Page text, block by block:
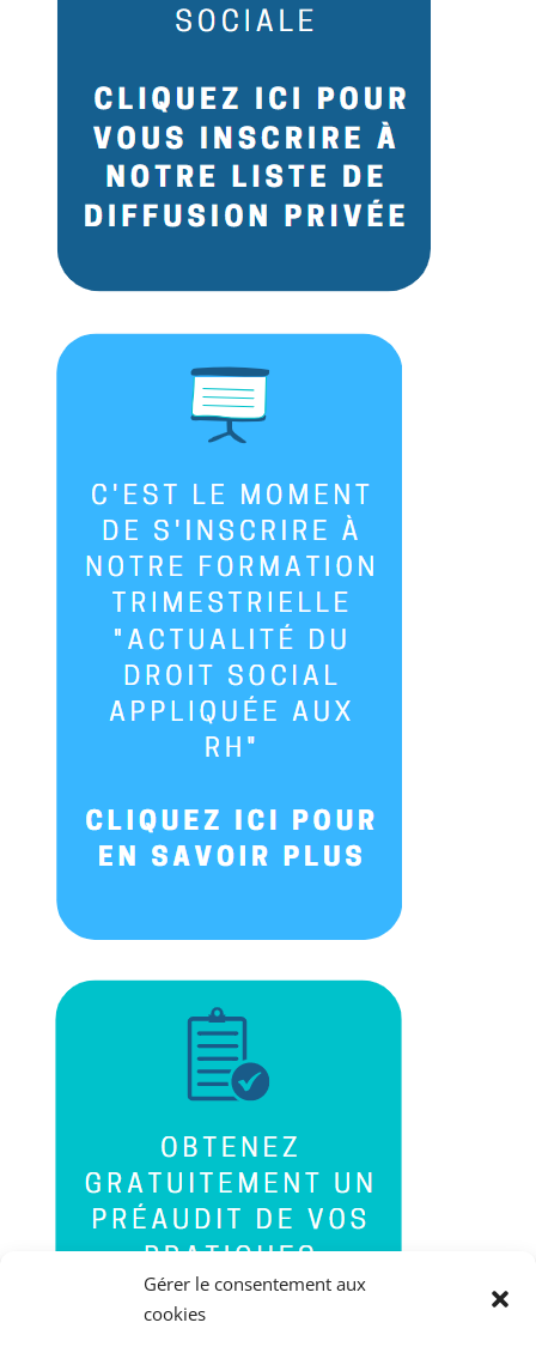
Gérer le consentement aux
cookies